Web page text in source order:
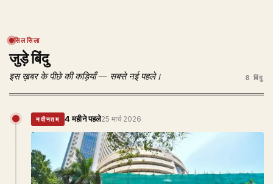
सिलसिला
जुड़े बिंदु
इस ख़बर के पीछे की कड़ियाँ — सबसे नई पहले। 8 बिंदु
नवीनतम 4 महीने पहले25 मार्च 2026